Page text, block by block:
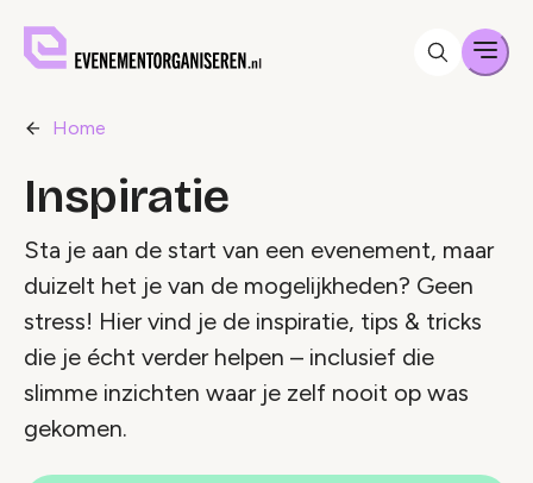
Home
Inspiratie
Sta je aan de start van een evenement, maar
duizelt het je van de mogelijkheden? Geen
stress! Hier vind je de inspiratie, tips & tricks
die je écht verder helpen – inclusief die
slimme inzichten waar je zelf nooit op was
gekomen.